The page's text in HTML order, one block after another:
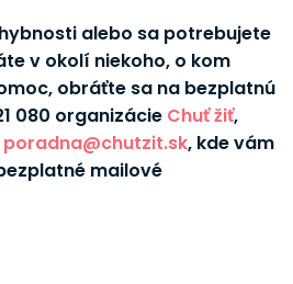
alebo sa potrebujete
v okolí niekoho, o kom
obráťte sa na bezplatnú
080 organizácie Chuť žiť,
poradna@chutzit.sk, kde vám
mailové